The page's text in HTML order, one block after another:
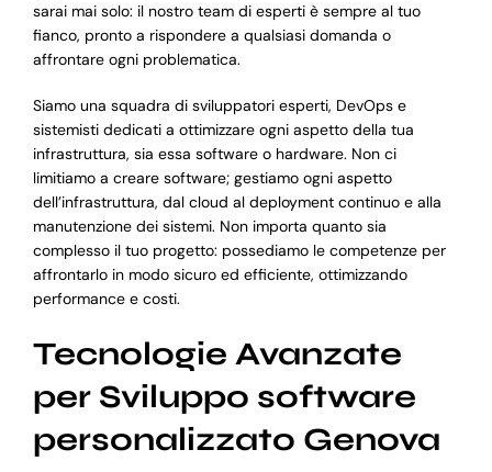
sarai mai solo: il nostro team di esperti è sempre al tuo
fianco, pronto a rispondere a qualsiasi domanda o
affrontare ogni problematica.
Siamo una squadra di sviluppatori esperti, DevOps e
sistemisti dedicati a ottimizzare ogni aspetto della tua
infrastruttura, sia essa software o hardware. Non ci
limitiamo a creare software; gestiamo ogni aspetto
dell’infrastruttura, dal cloud al deployment continuo e alla
manutenzione dei sistemi. Non importa quanto sia
complesso il tuo progetto: possediamo le competenze per
affrontarlo in modo sicuro ed efficiente, ottimizzando
performance e costi.
Tecnologie Avanzate
per Sviluppo software
personalizzato Genova